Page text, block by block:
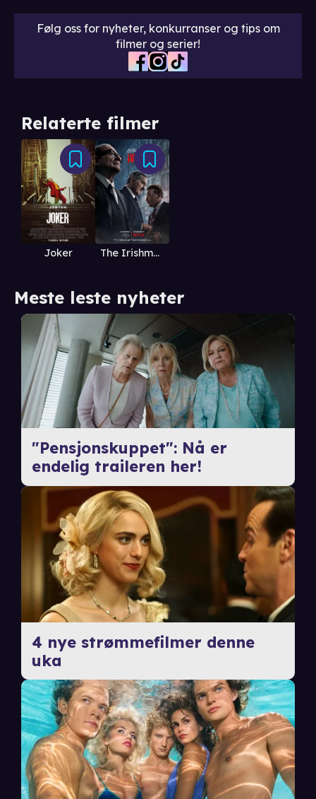
Følg oss for nyheter, konkurranser og tips om
filmer og serier!
Relaterte filmer
Joker The Irishman
Meste leste nyheter
"Pensjonskuppet": Nå er
endelig traileren her!
4 nye strømmefilmer denne
uka